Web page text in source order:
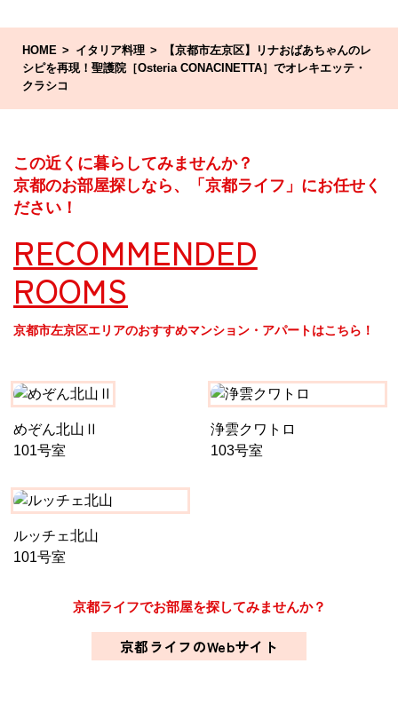
HOME イタリア料理
【京都市左京区】リナおばあちゃんのレ
シピを再現！聖護院［Osteria CONACINETTA］でオレキエッテ・
クラシコ
この近くに暮らしてみませんか？
京都のお部屋探しなら、「京都ライフ」にお任せく
ださい！
RECOMMENDED
ROOMS
京都市左京区エリアのおすすめマンション・アパートはこちら！
めぞん北山Ⅱ
101号室
浄雲クワトロ
103号室
ルッチェ北山
101号室
京都ライフでお部屋を探してみませんか？
京都ライフのWebサイト